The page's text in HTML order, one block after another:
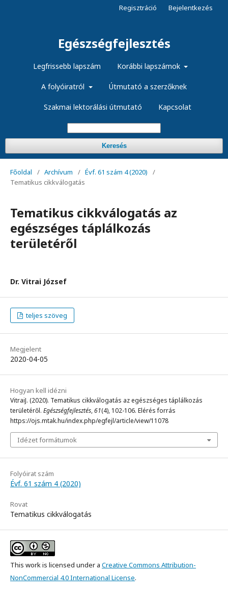
Egészségfejlesztés
Legfrissebb lapszám Korábbi lapszámok
A folyóiratról Útmutató a szerzőknek
Szakmai lektorálási útmutató Kapcsolat
Keresés
Regisztráció Bejelentkezés
Főoldal / Archívum / Évf. 61 szám 4 (2020)
/
Tematikus cikkválogatás
Tematikus cikkválogatás az
egészséges táplálkozás
területéről
Dr. Vitrai József
teljes szöveg
Megjelent
2020-04-05
Hogyan kell idézni
VitraiJ. (2020). Tematikus cikkválogatás az egészséges táplálkozás
területéről. Egészségfejlesztés,61(4), 102-106. Elérés forrás
https://ojs.mtak.hu/index.php/egfejl/article/view/11078
Idézet formátumok
Folyóirat szám
Évf. 61 szám 4 (2020)
Rovat
Tematikus cikkválogatás
This work is licensed under a Creative Commons Attribution-
NonCommercial 4.0 International License.